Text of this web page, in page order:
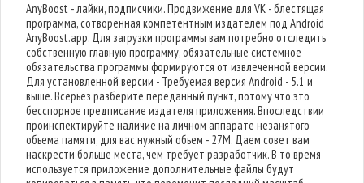
AnyBoost - лайки, подписчики. Продвижение для VK - блестящая
программа, сотворенная компетентным издателем под Android
AnyBoost.app. Для загрузки программы вам потребно отследить
собственную главную программу, обязательные системное
обязательства программы формируются от извлеченной версии.
Для установленной версии - Требуемая версия Android - 5.1 и
выше. Всерьез разберите переданный пункт, потому что это
бесспорное предписание издателя приложения. Впоследствии
проинспектируйте наличие на личном аппарате незанятого
объема памяти, для вас нужный объем - 27M. Даем совет вам
наскрести больше места, чем требует разработчик. В то время
используется приложение дополнительные файлы будут